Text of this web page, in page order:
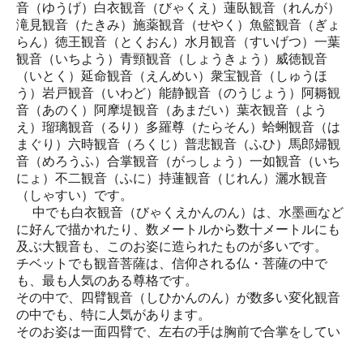
音（ゆうげ）白衣観音（びゃくえ）蓮臥観音（れんが）
滝見観音（たきみ）施薬観音（せやく）魚籃観音（ぎょ
らん）徳王観音（とくおん）水月観音（すいげつ）一葉
観音（いちよう）青頸観音（しょうきょう）威徳観音
（いとく）延命観音（えんめい）衆宝観音（しゅうほ
う）岩戸観音（いわど）能静観音（のうじょう）阿耨観
音（あのく）阿摩堤観音（あまだい）葉衣観音（よう
え）瑠璃観音（るり）多羅尊（たらそん）蛤蜊観音（は
まぐり）六時観音（ろくじ）普悲観音（ふひ）馬郎婦観
音（めろうふ）合掌観音（がっしょう）一如観音（いち
にょ）不二観音（ふに）持蓮観音（じれん）灑水観音
（しゃすい）です。
中でも白衣観音（びゃくえかんのん）は、水墨画など
に好んで描かれたり、数メートルから数十メートルにも
及ぶ大観音も、このお姿に造られたものが多いです。
チベットでも観音菩薩は、信仰される仏・菩薩の中で
も、最も人気のある尊格です。
その中で、四臂観音（しひかんのん）が数多い変化観音
の中でも、特に人気があります。
そのお姿は一面四臂で、左右の手は胸前で合掌をしてい